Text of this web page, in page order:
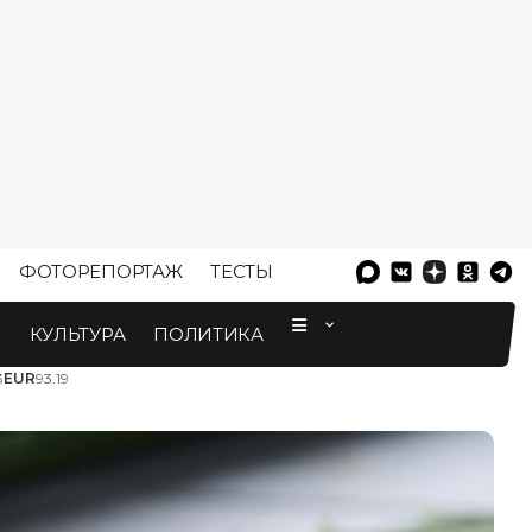
ФОТОРЕПОРТАЖ ТЕСТЫ
КУЛЬТУРА ПОЛИТИКА
EUR93.19